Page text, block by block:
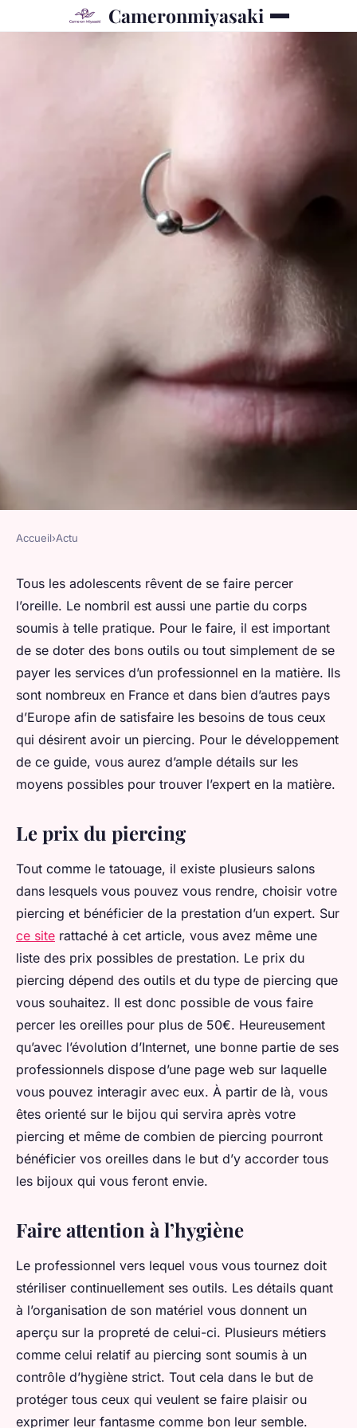
Cameronmiyasaki
Comment choisir son
professionnel pour un
piercing ?
valentin•19 janvier 2024• 2 min de lecture
Accueil›Actu
Tous les adolescents rêvent de se faire percer
l’oreille. Le nombril est aussi une partie du corps
soumis à telle pratique. Pour le faire, il est important
de se doter des bons outils ou tout simplement de se
payer les services d’un professionnel en la matière. Ils
sont nombreux en France et dans bien d’autres pays
d’Europe afin de satisfaire les besoins de tous ceux
qui désirent avoir un piercing. Pour le développement
de ce guide, vous aurez d’ample détails sur les
moyens possibles pour trouver l’expert en la matière.
Le prix du piercing
Tout comme le tatouage, il existe plusieurs salons
dans lesquels vous pouvez vous rendre, choisir votre
piercing et bénéficier de la prestation d’un expert. Sur
ce site rattaché à cet article, vous avez même une
liste des prix possibles de prestation. Le prix du
piercing dépend des outils et du type de piercing que
vous souhaitez. Il est donc possible de vous faire
percer les oreilles pour plus de 50€. Heureusement
qu’avec l’évolution d’Internet, une bonne partie de ses
professionnels dispose d’une page web sur laquelle
vous pouvez interagir avec eux. À partir de là, vous
êtes orienté sur le bijou qui servira après votre
piercing et même de combien de piercing pourront
bénéficier vos oreilles dans le but d’y accorder tous
les bijoux qui vous feront envie.
Faire attention à l’hygiène
Le professionnel vers lequel vous vous tournez doit
stériliser continuellement ses outils. Les détails quant
à l’organisation de son matériel vous donnent un
aperçu sur la propreté de celui-ci. Plusieurs métiers
comme celui relatif au piercing sont soumis à un
contrôle d’hygiène strict. Tout cela dans le but de
protéger tous ceux qui veulent se faire plaisir ou
exprimer leur fantasme comme bon leur semble.